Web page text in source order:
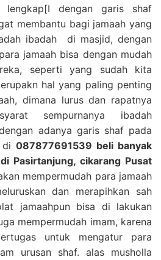
dengan garis shaf
membantu bagi jamaah yang
ibadah di masjid, dengan
jamaah bisa dengan mudah
seperti yang sudah kita
hal yang paling penting
dimana lurus dan rapatnya
sempurnanya ibadah
adanya garis shaf pada
087877691539 beli banyak
Pasirtanjung, cikarang Pusat
mempermudah para jamaah
dan merapihkan sah
jamaahpun bisa di lakukan
mempermudah imam, karena
untuk mengatur para
urusan shaf. alas musholla